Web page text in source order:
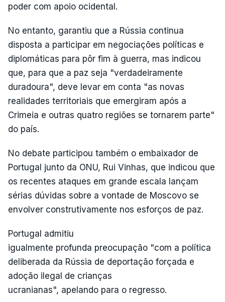
poder com apoio ocidental.
No entanto, garantiu que a Rússia continua
disposta a participar em negociações políticas e
diplomáticas para pôr fim à guerra, mas indicou
que, para que a paz seja "verdadeiramente
duradoura", deve levar em conta "as novas
realidades territoriais que emergiram após a
Crimeia e outras quatro regiões se tornarem parte"
do país.
No debate participou também o embaixador de
Portugal junto da ONU, Rui Vinhas, que indicou que
os recentes ataques em grande escala lançam
sérias dúvidas sobre a vontade de Moscovo se
envolver construtivamente nos esforços de paz.
Portugal admitiu
igualmente profunda preocupação "com a política
deliberada da Rússia de deportação forçada e
adoção ilegal de crianças
ucranianas", apelando para o regresso.